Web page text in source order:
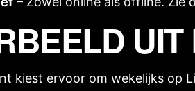
kiest ervoor om wekelijks op